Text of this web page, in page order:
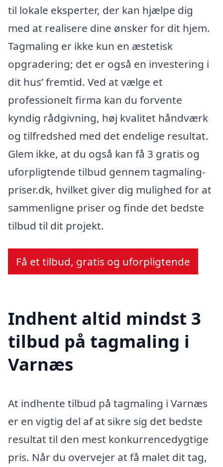
til lokale eksperter, der kan hjælpe dig
med at realisere dine ønsker for dit hjem.
Tagmaling er ikke kun en æstetisk
opgradering; det er også en investering i
dit hus’ fremtid. Ved at vælge et
professionelt firma kan du forvente
kyndig rådgivning, høj kvalitet håndværk
og tilfredshed med det endelige resultat.
Glem ikke, at du også kan få 3 gratis og
uforpligtende tilbud gennem tagmaling-
priser.dk, hvilket giver dig mulighed for at
sammenligne priser og finde det bedste
tilbud til dit projekt.
Få et tilbud, gratis og uforpligtende
Indhent altid mindst 3
tilbud på tagmaling i
Varnæs
At indhente tilbud på tagmaling i Varnæs
er en vigtig del af at sikre sig det bedste
resultat til den mest konkurrencedygtige
pris. Når du overvejer at få malet dit tag,